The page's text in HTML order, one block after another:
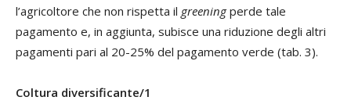
l’agricoltore che non rispetta il greeningperde tale
pagamento e, in aggiunta, subisce una riduzione degli altri
pagamenti pari al 20-25% del pagamento verde (tab. 3).
Coltura diversificante/1